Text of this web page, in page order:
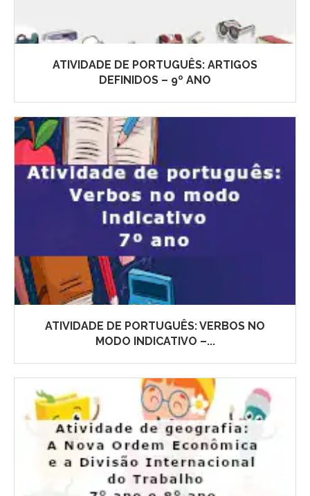
ATIVIDADE DE PORTUGUÊS: ARTIGOS
DEFINIDOS – 9º ANO
ATIVIDADE DE PORTUGUÊS: VERBOS NO
MODO INDICATIVO –...